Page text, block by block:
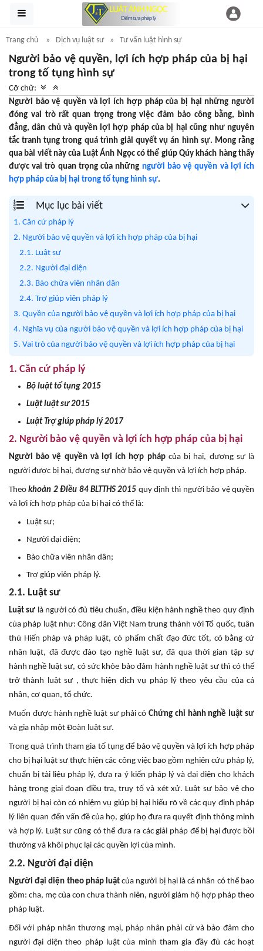
Trang chủ Dịch vụ luật sư Tư vấn luật hình sự
Người bảo vệ quyền, lợi ích hợp pháp của bị hại
trong tố tụng hình sự
Cỡ chữ:
Người bảo vệ quyền và lợi ích hợp pháp của bị hại những người
đóng vai trò rất quan trọng trong việc đảm bảo công bằng, bình
đẳng, dân chủ và quyền lợi hợp pháp của bị hại cũng như nguyên
tắc tranh tụng trong quá trình giải quyết vụ án hình sự. Mong rằng
qua bài viết này của Luật Ánh Ngọc có thể giúp Qúy khách hàng thấy
được vai trò quan trọng của những người bảo vệ quyền và lợi ích
hợp pháp của bị hại trong tố tụng hình sự.
Mục lục bài viết
1. Căn cứ pháp lý
2. Người bảo vệ quyền và lợi ích hợp pháp của bị hại
2.1. Luật sư
2.2. Người đại diện
2.3. Bào chữa viên nhân dân
2.4. Trợ giúp viên pháp lý
3. Quyền của người bảo vệ quyền và lợi ích hợp pháp của bị hại
4. Nghĩa vụ của người bảo vệ quyền và lợi ích hợp pháp của bị hại
5. Vai trò của người bảo vệ quyền và lợi ích hợp pháp của bị hại
1. Căn cứ pháp lý
Bộ luật tố tụng 2015
Luật luật sư 2015
Luật Trợ giúp pháp lý 2017
2. Người bảo vệ quyền và lợi ích hợp pháp của bị hại
Người bảo vệ quyền và lợi ích hợp phápcủa bị hại, đương sự là
người được bị hại, đương sự nhờ bảo vệ quyền và lợi ích hợp pháp.
Theokhoản 2 Điều 84 BLTTHS 2015 quy định thì người bảo vệ quyền
và lợi ích hợp pháp của bị hại có thể là:
Luật sư;
Người đại diện;
Bào chữa viên nhân dân;
Trợ giúp viên pháp lý.
2.1. Luật sư
Luật sư là người có đủ tiêu chuẩn, điều kiện hành nghề theo quy định
của pháp luật như: Công dân Việt Nam trung thành với Tổ quốc, tuân
thủ Hiến pháp và pháp luật, có phẩm chất đạo đức tốt, có bằng cử
nhân luật, đã được đào tạo nghề luật sư, đã qua thời gian tập sự
hành nghề luật sư, có sức khỏe bảo đảm hành nghề luật sư thì có thể
trở thành luật sư , thực hiện dịch vụ pháp lý theo yêu cầu của cá
nhân, cơ quan, tổ chức.
Muốn được hành nghề luật sư phải có Chứng chỉ hành nghề luật sư
và gia nhập một Đoàn luật sư.
Trong quá trình tham gia tố tụng để bảo vệ quyền và lợi ích hợp pháp
cho bị hại luật sư thực hiện các công việc bao gồm nghiên cứu pháp lý,
chuẩn bị tài liệu pháp lý, đưa ra ý kiến pháp lý và đại diện cho khách
hàng trong giai đoạn điều tra, truy tố và xét xử. Luật sư bảo vệ cho
người bị hại còn có nhiệm vụ giúp bị hại hiểu rõ về các quy định pháp
lý liên quan đến vấn đề của họ, giúp họ đưa ra quyết định thông minh
và hợp lý. Luật sư cũng có thể đưa ra các giải pháp để bị hại được bồi
thường và khôi phục lại các quyền lợi của mình.
2.2. Người đại diện
Người đại diện theo pháp luật của người bị hại là cá nhân có thể bao
gồm: cha, mẹ của con chưa thành niên, người giám hộ hợp pháp theo
pháp luật.
Đối với pháp nhân thương mại, pháp nhân phải cử và bảo đảm cho
người đại diện theo pháp luật của mình tham gia đầy đủ các hoạt